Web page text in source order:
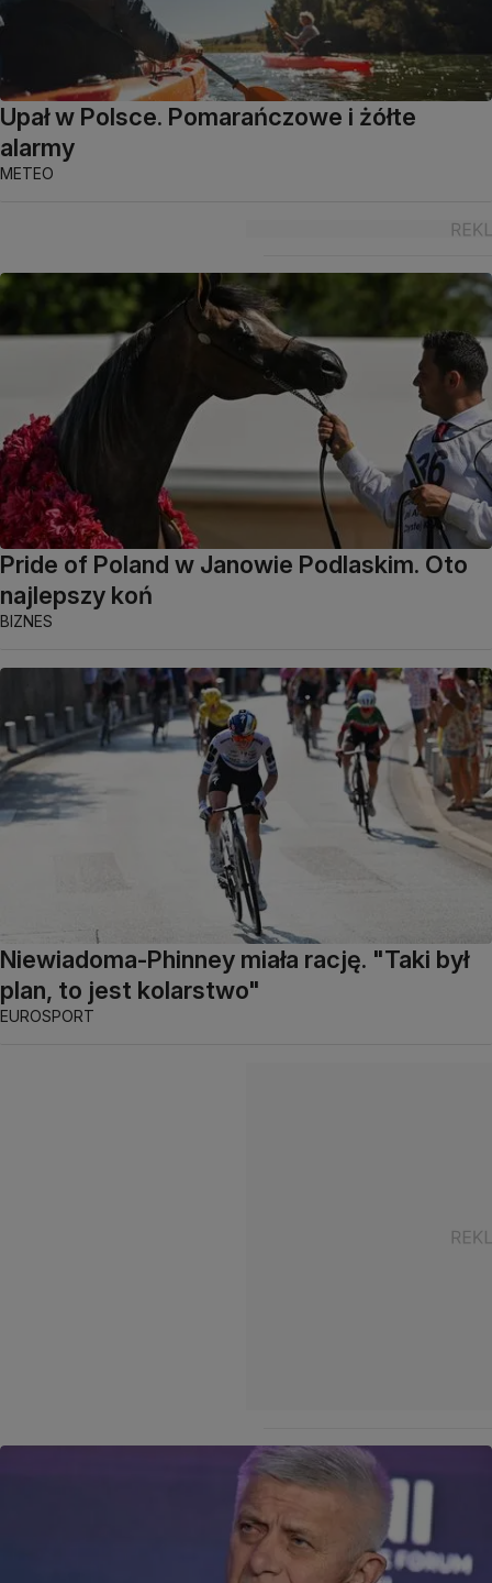
Upał w Polsce. Pomarańczowe i żółte
alarmy
METEO
Pride of Poland w Janowie Podlaskim. Oto
najlepszy koń
BIZNES
Niewiadoma-Phinney miała rację. "Taki był
plan, to jest kolarstwo"
EUROSPORT